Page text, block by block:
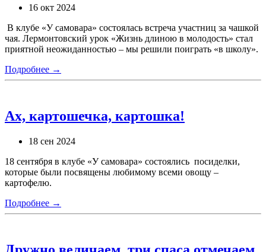
16 окт 2024
В клубе «У самовара» состоялась встреча участниц за чашкой
чая. Лермонтовский урок «Жизнь длиною в молодость» стал
приятной неожиданностью – мы решили поиграть «в школу».
Подробнее →
Ах, картошечка, картошка!
18 сен 2024
18 сентября в клубе «У самовара» состоялись посиделки,
которые были посвящены любимому всеми овощу –
картофелю.
Подробнее →